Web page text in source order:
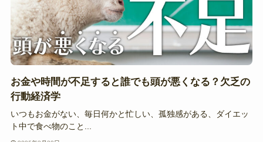
お金や時間が不足すると誰でも頭が悪くなる？欠乏の
行動経済学
いつもお金がない、毎日何かと忙しい、孤独感がある、ダイエッ
ト中で食べ物のこと...